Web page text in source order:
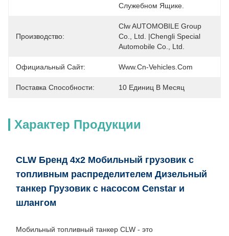
Служебном Ящике.
Производство:
Clw AUTOMOBILE Group
Co., Ltd. |Chengli Special
Automobile Co., Ltd.
Официальный Сайт: Www.cn-Vehicles.com
Поставка Способности: 10 Единиц В Месяц
Характер Продукции
CLW Бренд 4x2 Мобильный грузовик с
топливным распределителем Дизельный
танкер Грузовик с насосом Censtar и
шлангом
Мобильный топливный танкер CLW - это